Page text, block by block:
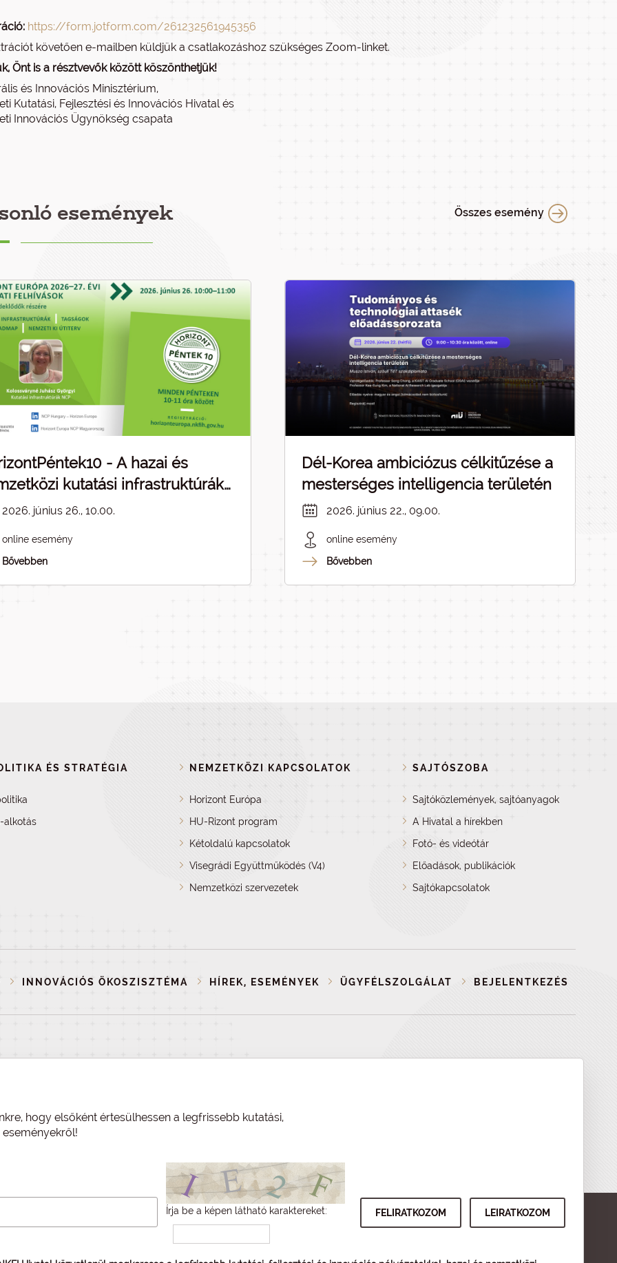
https://form.jotform.com/261232561945356
követően e-mailben küldjük a csatlakozáshoz szükséges Zoom-linket.
Önt is a résztvevők között köszönthetjük!
és Innovációs Minisztérium,
Kutatási, Fejlesztési és Innovációs Hivatal és
Innovációs Ügynökség csapata
események Összes esemény
- A hazai és
kutatási infrastruktúrák
- ELMARAD
2026. június 26., 10.00.
online esemény
Bővebben
Dél-Korea ambiciózus célkitűzése a
mesterséges intelligencia területén
2026. június 22., 09.00.
online esemény
Bővebben
ÉS STRATÉGIA
alkotás
NEMZETKÖZI KAPCSOLATOK
Horizont Európa
HU-Rizont program
Kétoldalú kapcsolatok
Visegrádi Együttműködés (V4)
Nemzetközi szervezetek
SAJTÓSZOBA
Sajtóközlemények, sajtóanyagok
A Hivatal a hírekben
Fotó- és videótár
Előadások, publikációk
Sajtókapcsolatok
INNOVÁCIÓS ÖKOSZISZTÉMA HÍREK, ESEMÉNYEK ÜGYFÉLSZOLGÁLAT BEJELENTKEZÉS
hogy elsőként értesülhessen a legfrissebb kutatási,
Írja be a képen látható karaktereket: